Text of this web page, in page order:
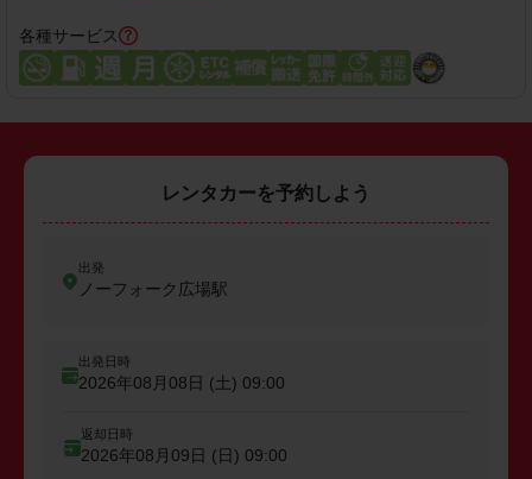
各種サービス
レンタカーを予約しよう
出発
ノーフォーク広場駅
出発日時
2026年08月08日 (土) 09:00
返却日時
2026年08月09日 (日) 09:00